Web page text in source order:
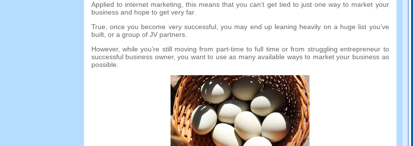
Applied to internet marketing
this means that you can’t get tied to just one way to market your
business and hope to get very far.
True
once you become very successful, you may end up leaning heavily on a huge list you’ve
built, or a group of JV partners.
However, while you’re still moving from part-time to full time or from struggling entrepreneur to
successful business owner,you want to use as many available ways to market your business as
possible